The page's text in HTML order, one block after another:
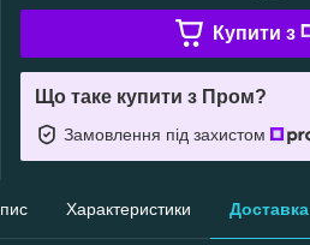
Купити з
Що таке купити з Пром?
Замовлення під захистом
Характеристики Доставка